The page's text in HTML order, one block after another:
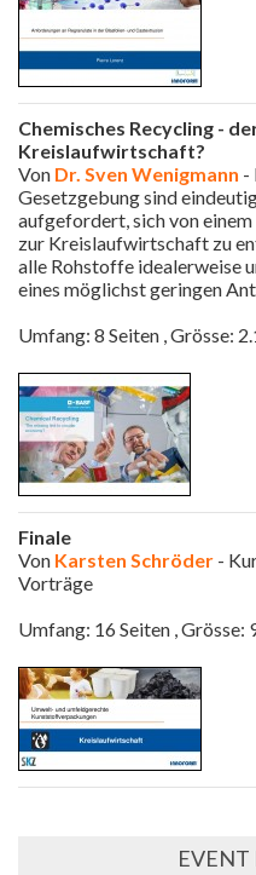
Chemisches Recycling -
Kreislaufwirtschaft?
Von Dr. Sven Wenigmann -
Gesetzgebung sind
aufgefordert, sich von
zur Kreislaufwirtschaft zu
alle Rohstoffe idealerweise
eines möglichst geringen
Umfang: 8 Seiten , Grösse:
Finale
Von Karsten Schröder -
Vorträge
Umfang: 16 Seiten , Grösse:
EVENT